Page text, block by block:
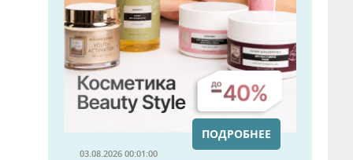
03.08.2026 00:01:00
ПОДРОБНЕЕ